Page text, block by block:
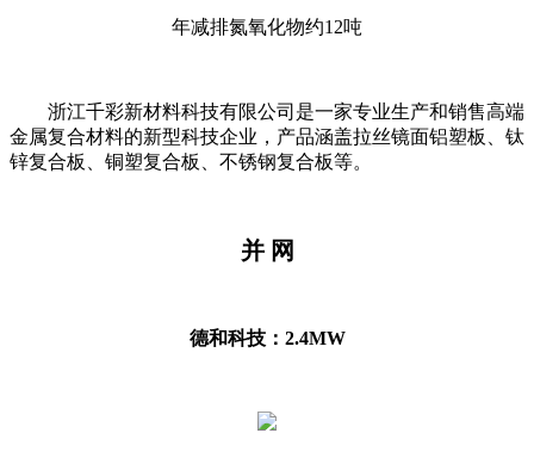
年减排氮氧化物约12吨
浙江千彩新材料科技有限公司是一家专业生产和销售高端
金属复合材料的新型科技企业，产品涵盖拉丝镜面铝塑板、钛
锌复合板、铜塑复合板、不锈钢复合板等。
并 网
德和科技：2.4MW